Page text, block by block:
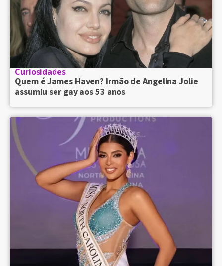
Curiosidades
Quem é James Haven? Irmão de Angelina Jolie
assumiu ser gay aos 53 anos